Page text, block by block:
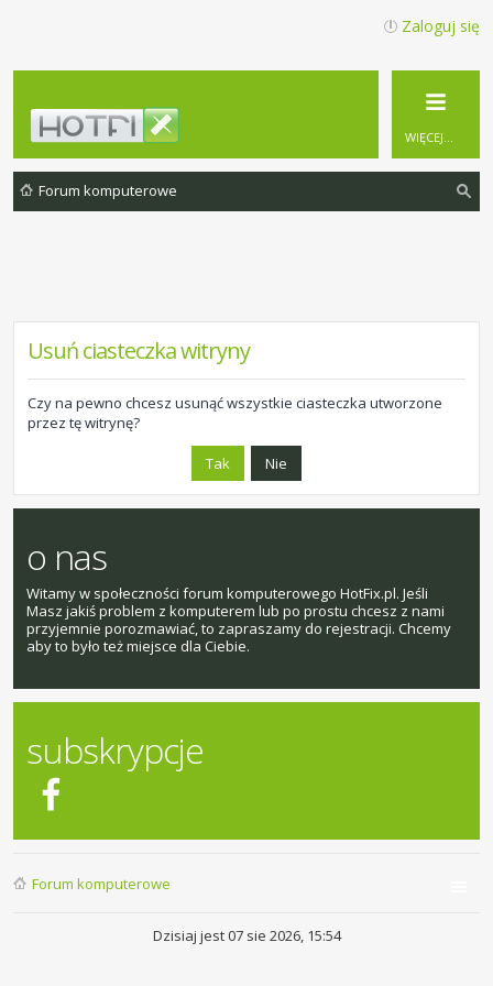
Zaloguj się
WIĘCEJ…
Forum komputerowe
Usuń ciasteczka witryny
Czy na pewno chcesz usunąć wszystkie ciasteczka utworzone
przez tę witrynę?
o nas
Witamy w społeczności forum komputerowego HotFix.pl. Jeśli
Masz jakiś problem z komputerem lub po prostu chcesz z nami
przyjemnie porozmawiać, to zapraszamy do rejestracji. Chcemy
aby to było też miejsce dla Ciebie.
subskrypcje
Forum komputerowe
Dzisiaj jest 07 sie 2026, 15:54